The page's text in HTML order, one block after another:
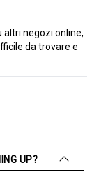
altri negozi online,
da trovare e
UP?